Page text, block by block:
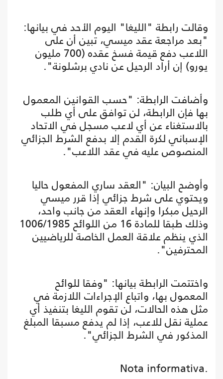
وقالت رابطة "الليغا" اليوم الأحد في بيانها:
"بعد مراجعة عقد ميسي، تبين أن على
اللاعب دفع قيمة فسخ عقده (700 مليون
يورو) إن أراد الرحيل عن نادي برشلونة".
وأضافت الرابطة: "حسب القوانين المعمول
بها فإن الرابطة، لن توافق على أي طلب
بالاستغناء عن أي لاعب مسجل في الاتحاد
الإسباني لكرة القدم إلا بدفع الشرط الجزائي
المنصوص عليه في عقد اللاعب".
وأوضح البيان: "العقد ساري المفعول حاليا
ويحتوي على شرط جزائي إذا قرر ميسي
الرحيل مبكرا وإنهاء العقد من جانب واحد،
وذلك طبقا للمادة 16 من اللوائح 1006/1985
الذي ينظم علاقة العمل الخاصة للرياضيين
المحترفين".
واختتمت الرابطة بيانها: "وفقا للوائح
المعمول بها، واتباع الإجراءات اللازمة في
مثل هذه الحالات، لن تقوم الليغا بتنفيذ أي
عملية نقل للاعب، إذا لم يدفع مسبقا المبلغ
المذكور في الشرط الجزائي".
Nota informativa.